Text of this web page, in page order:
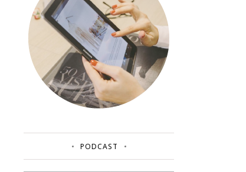
PODCAST